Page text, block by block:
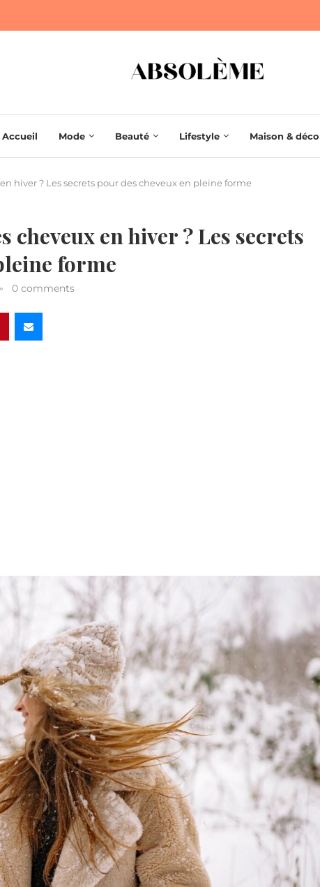
Accueil Mode Beauté Lifestyle Maison & déco
hiver ? Les secrets pour des cheveux en pleine forme
cheveux en hiver ? Les secrets
forme
0 comments